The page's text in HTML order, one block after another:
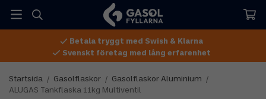
Betala tryggt med Swish & Klarna
Svenskt företag med lång erfarenhet
Startsida / Gasolflaskor / Gasolflaskor Aluminium
/
ALUGAS Tankflaska 11kg Multiventil